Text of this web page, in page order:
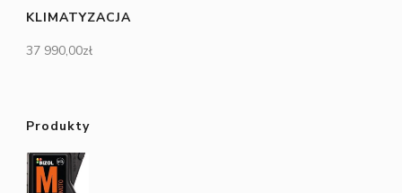
KLIMATYZACJA
37 990,00zł
Produkty